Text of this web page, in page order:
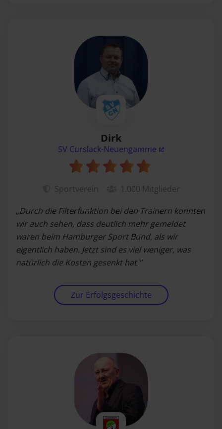
Dirk
SV Curslack-Neuengamme
Sportverein 1.000 Mitglieder
„Durch die Filterfunktion bei den Trainern konnten
wir auch sehen, dass deutlich mehr gemeldet
waren beim Hamburger Sport Bund, als wir
eigentlich haben. Jetzt sind es viel weniger, was
natürlich die Kosten gesenkt hat."
Zur Erfolgsgeschichte